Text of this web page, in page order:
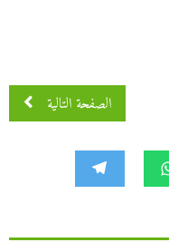
الصفحة التالية